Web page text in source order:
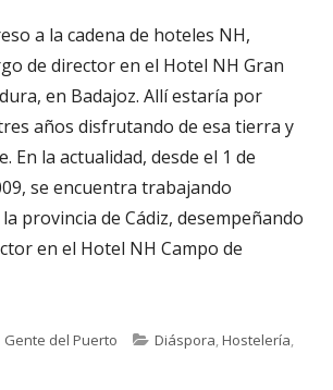
a la cadena de hoteles NH,
de director en el Hotel NH Gran
en Badajoz. Allí estaría por
años disfrutando de esa tierra y
En la actualidad, desde el 1 de
se encuentra trabajando
provincia de Cádiz, desempeñando
en el Hotel NH Campo de
Autor
Gente del Puerto Categorías
Diáspora,Hostelería,